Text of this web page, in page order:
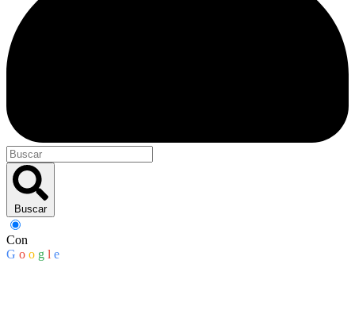
Buscar
Con
G o o g l e